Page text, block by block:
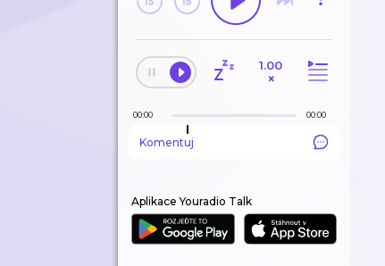
1.00
×
00:00 00:00
Komentuj
Aplikace Youradio Talk